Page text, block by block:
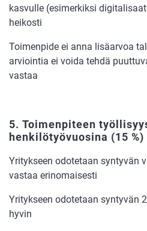
kasvulle (esimerkiksi
heikosti
Toimenpide ei anna lisäarvoa
arviointia ei voida tehdä
vastaa
5. Toimenpiteen
henkilötyövuosina (15 %)
Yritykseen odotetaan syntyvän
vastaa erinomaisesti
Yritykseen odotetaan syntyvän
hyvin